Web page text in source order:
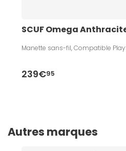
SCUF Omega
Manette sans-fil, Compatible
239€95
Autres marques